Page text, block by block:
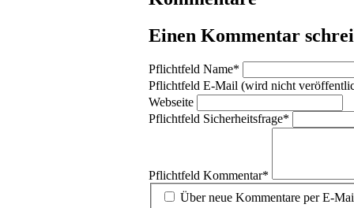
Einen Kommentar
Pflichtfeld Name*
Pflichtfeld E-Mail (wird nicht
Webseite
Pflichtfeld Sicherheitsfrage*
Pflichtfeld Kommentar*
Über neue Kommentare per E-